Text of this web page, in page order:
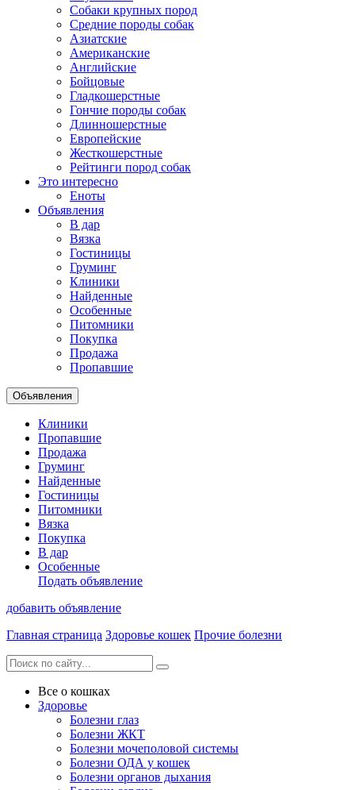
Собаки крупных пород
Средние породы собак
Азиатские
Американские
Английские
Бойцовые
Гладкошерстные
Гончие породы собак
Длинношерстные
Европейские
Жесткошерстные
Рейтинги пород собак
Это интересно
Еноты
Объявления
В дар
Вязка
Гостиницы
Груминг
Клиники
Найденные
Особенные
Питомники
Покупка
Продажа
Пропавшие
Объявления
Клиники
Пропавшие
Продажа
Груминг
Найденные
Гостиницы
Питомники
Вязка
Покупка
В дар
Особенные
Подать объявление
добавить объявление
Главная страница Здоровье кошек Прочие болезни
Все о кошках
Здоровье
Болезни глаз
Болезни ЖКТ
Болезни мочеполовой системы
Болезни ОДА у кошек
Болезни органов дыхания